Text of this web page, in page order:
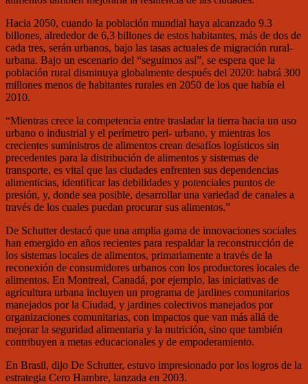
Hacia 2050, cuando la población mundial haya alcanzado 9.3
billones, alrededor de 6,3 billones de estos habitantes, más de dos de
cada tres, serán urbanos, bajo las tasas actuales de migración rural-
urbana. Bajo un escenario del “seguimos así”, se espera que la
población rural disminuya globalmente después del 2020: habrá 300
millones menos de habitantes rurales en 2050 de los que había el
2010.
“Mientras crece la competencia entre trasladar la tierra hacia un uso
urbano o industrial y el perímetro peri- urbano, y mientras los
crecientes suministros de alimentos crean desafíos logísticos sin
precedentes para la distribución de alimentos y sistemas de
transporte, es vital que las ciudades enfrenten sus dependencias
alimenticias, identificar las debilidades y potenciales puntos de
presión, y, donde sea posible, desarrollar una variedad de canales a
través de los cuales puedan procurar sus alimentos.”
De Schutter destacó que una amplia gama de innovaciones sociales
han emergido en años recientes para respaldar la reconstrucción de
los sistemas locales de alimentos, primariamente a través de la
reconexión de consumidores urbanos con los productores locales de
alimentos. En Montreal, Canadá, por ejemplo, las iniciativas de
agricultura urbana incluyen un programa de jardines comunitarios
manejados por la Ciudad, y jardines colectivos manejados por
organizaciones comunitarias, con impactos que van más allá de
mejorar la seguridad alimentaria y la nutrición, sino que también
contribuyen a metas educacionales y de empoderamiento.
En Brasil, dijo De Schutter, estuvo impresionado por los logros de la
estrategia Cero Hambre, lanzada en 2003.